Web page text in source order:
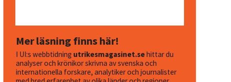
Mer läsning finns här!
I UI:s webbtidning utrikesmagasinet.sehittar du
analyser och krönikor skrivna av svenska och
internationella forskare, analytiker och journalister